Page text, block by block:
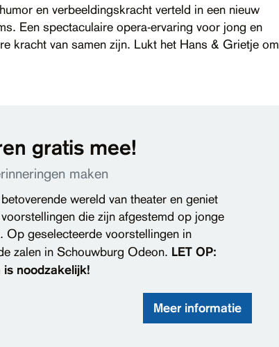
en verbeeldingskracht verteld in een nieuw
Een spectaculaire opera-ervaring voor jong en
kracht van samen zijn. Lukt het Hans & Grietje om
gratis mee!
maken
wereld van theater en geniet
die zijn afgestemd op jonge
Op geselecteerde voorstellingen in
zalen in Schouwburg Odeon. LET OP:
is noodzakelijk!
Meer informatie